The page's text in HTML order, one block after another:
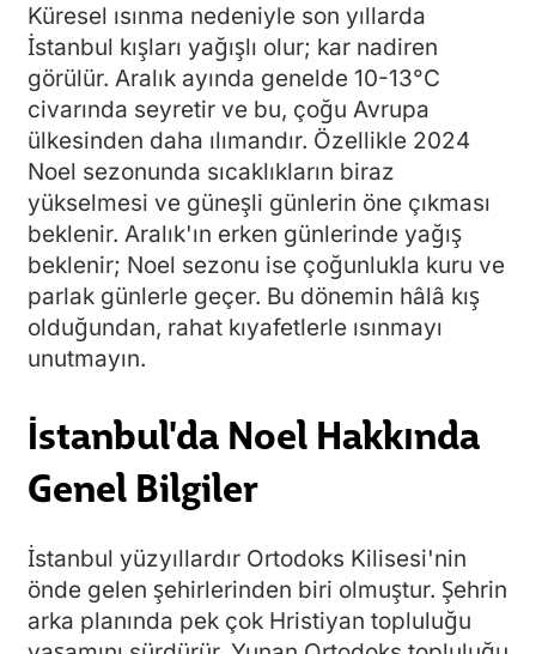
Küresel ısınma nedeniyle son yıllarda
İstanbul kışları yağışlı olur; kar nadiren
görülür. Aralık ayında genelde 10-13°C
civarında seyretir ve bu, çoğu Avrupa
ülkesinden daha ılımandır. Özellikle 2024
Noel sezonunda sıcaklıkların biraz
yükselmesi ve güneşli günlerin öne çıkması
beklenir. Aralık'ın erken günlerinde yağış
beklenir; Noel sezonu ise çoğunlukla kuru ve
parlak günlerle geçer. Bu dönemin hâlâ kış
olduğundan, rahat kıyafetlerle ısınmayı
unutmayın.
İstanbul'da Noel Hakkında
Genel Bilgiler
İstanbul yüzyıllardır Ortodoks Kilisesi'nin
önde gelen şehirlerinden biri olmuştur. Şehrin
arka planında pek çok Hristiyan topluluğu